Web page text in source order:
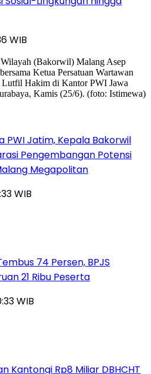
WIB
PWI Jatim, Kepala Bakorwil
Pengembangan Potensi
Megapolitan
WIB
74 Persen, BPJS
21 Ribu Peserta
WIB
Kantongi Rp8 Miliar DBHCHT